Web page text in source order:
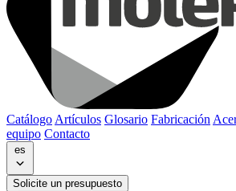
Catálogo Artículos Glosario Fabricación
equipo Contacto
es
Solicite un presupuesto